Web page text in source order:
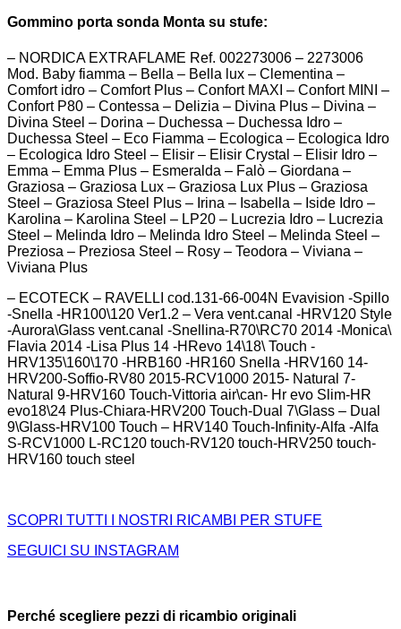
Gommino porta sonda Monta su stufe:
– NORDICA EXTRAFLAME Ref. 002273006 – 2273006
Mod. Baby fiamma – Bella – Bella lux – Clementina –
Comfort idro – Comfort Plus – Confort MAXI – Confort MINI –
Confort P80 – Contessa – Delizia – Divina Plus – Divina –
Divina Steel – Dorina – Duchessa – Duchessa Idro –
Duchessa Steel – Eco Fiamma – Ecologica – Ecologica Idro
– Ecologica Idro Steel – Elisir – Elisir Crystal – Elisir Idro –
Emma – Emma Plus – Esmeralda – Falò – Giordana –
Graziosa – Graziosa Lux – Graziosa Lux Plus – Graziosa
Steel – Graziosa Steel Plus – Irina – Isabella – Iside Idro –
Karolina – Karolina Steel – LP20 – Lucrezia Idro – Lucrezia
Steel – Melinda Idro – Melinda Idro Steel – Melinda Steel –
Preziosa – Preziosa Steel – Rosy – Teodora – Viviana –
Viviana Plus
– ECOTECK – RAVELLI cod.131-66-004N Evavision -Spillo
-Snella -HR100\120 Ver1.2 – Vera vent.canal -HRV120 Style
-Aurora\Glass vent.canal -Snellina-R70\RC70 2014 -Monica\
Flavia 2014 -Lisa Plus 14 -HRevo 14\18\ Touch -
HRV135\160\170 -HRB160 -HR160 Snella -HRV160 14-
HRV200-Soffio-RV80 2015-RCV1000 2015- Natural 7-
Natural 9-HRV160 Touch-Vittoria air\can- Hr evo Slim-HR
evo18\24 Plus-Chiara-HRV200 Touch-Dual 7\Glass – Dual
9\Glass-HRV100 Touch – HRV140 Touch-Infinity-Alfa -Alfa
S-RCV1000 L-RC120 touch-RV120 touch-HRV250 touch-
HRV160 touch steel
SCOPRI TUTTI I NOSTRI RICAMBI PER STUFE
SEGUICI SU INSTAGRAM
Perché scegliere pezzi di ricambio originali